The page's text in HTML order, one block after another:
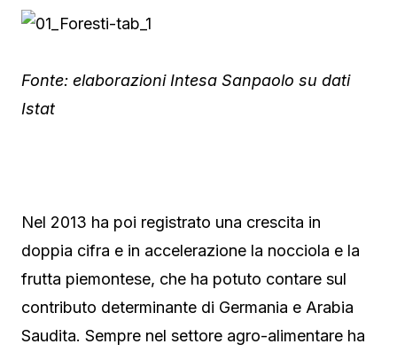
Fonte: elaborazioni Intesa Sanpaolo su dati
Istat
Nel 2013 ha poi registrato una crescita in
doppia cifra e in accelerazione la nocciola e la
frutta piemontese, che ha potuto contare sul
contributo determinante di Germania e Arabia
Saudita. Sempre nel settore agro-alimentare ha